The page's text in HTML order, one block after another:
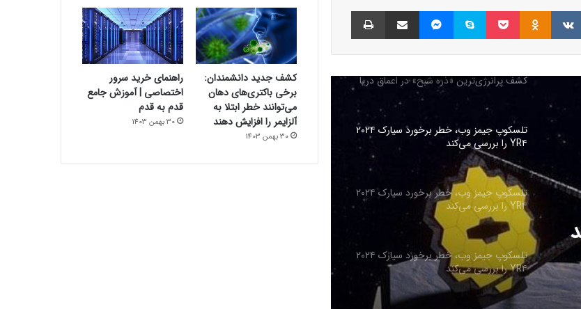
VKontakte
Odnoklassniki پاکت اسکایپ مسنجر اشتراک گذاری با ایمیل سیارک 2024 YR4 در مسیر زمین؛ کدام
کشورها در خطرند؟
کشف پرانرژی‌ترین «ذره شبح» در اعماق دریا
تلسکوپ جیمز وب، خطر برخورد سیارک ۲۰۲۴
YR۴ را بررسی می‌کند
تلسکوپ جیمز وب، خطر برخورد سیارک ۲۰۲۴
YR۴ را بررسی می‌کند
تلسکوپ جیمز وب، خطر برخورد سیارک ۲۰۲۴
YR۴ را بررسی می‌کند
کشف جدید دانشمندان:
برخی باکتری‌های دهان
می‌توانند خطر ابتلا به
آلزایمر را افزایش دهند
30 بهمن 1403
راهنمای خرید سرور
اختصاصی | آموزش جامع
قدم به قدم
30 بهمن 1403